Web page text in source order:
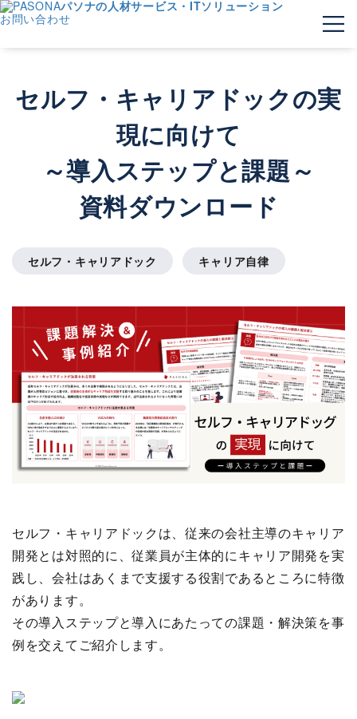
パソナの人材サービス・ITソリューション
お問い合わせ
セルフ・キャリアドックの実
現に向けて
～導入ステップと課題～
資料ダウンロード
セルフ・キャリアドック キャリア自律
セルフ・キャリアドックは、従来の会社主導のキャリア
開発とは対照的に、従業員が主体的にキャリア開発を実
践し、会社はあくまで支援する役割であるところに特徴
があります。
その導入ステップと導入にあたっての課題・解決策を事
例を交えてご紹介します。